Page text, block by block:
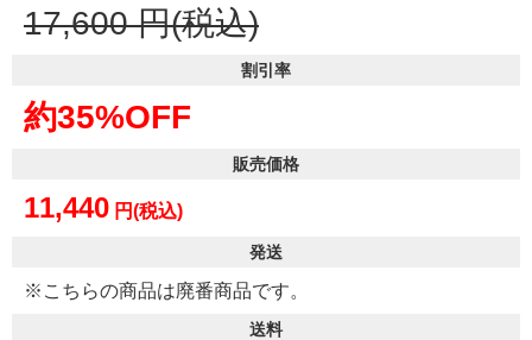
17,600 円(税込)
割引率
約35%OFF
販売価格
11,440 円(税込)
発送
※こちらの商品は廃番商品です。
送料